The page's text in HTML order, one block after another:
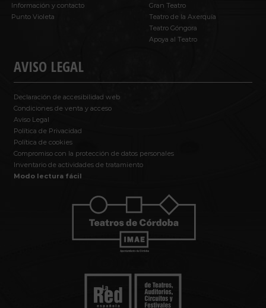
Información y contacto
Punto Violeta
AVISO LEGAL
Declaración de accesibilidad web
Condiciones de venta y acceso
Aviso Legal
Política de Privacidad
Política de cookies
Compromiso con la protección de datos personales
Inventario de actividades de tratamiento
Modo lectura fácil
Gran Teatro
Teatro de la Axerquía
Teatro Góngora
Apoya al Teatro